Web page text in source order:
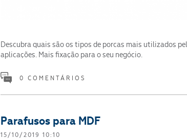
Descubra quais são os tipos de porcas mais utilizados
aplicações. Mais fixação para o seu negócio.
0 COMENTÁRIOS
Parafusos para MDF
15/10/2019 10:10